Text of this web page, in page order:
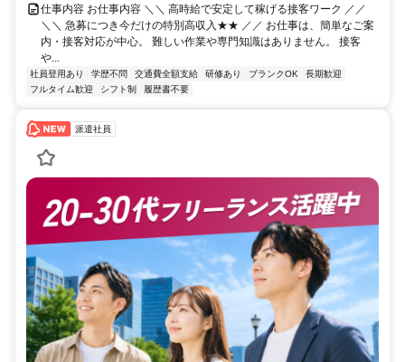
仕事内容 お仕事内容 ＼＼ 高時給で安定して稼げる接客ワーク ／／
＼＼ 急募につき今だけの特別高収入★★ ／／ お仕事は、簡単なご案
内・接客対応が中心。 難しい作業や専門知識はありません。 接客
や...
社員登用あり 学歴不問 交通費全額支給 研修あり ブランクOK
長期歓迎
フルタイム歓迎
シフト制 履歴書不要
派遣社員